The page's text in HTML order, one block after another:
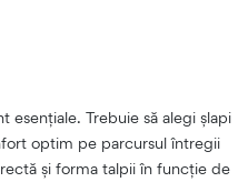
esențiale. Trebuie să alegi șlapi
optim pe parcursul întregii
și forma talpii în funcție de